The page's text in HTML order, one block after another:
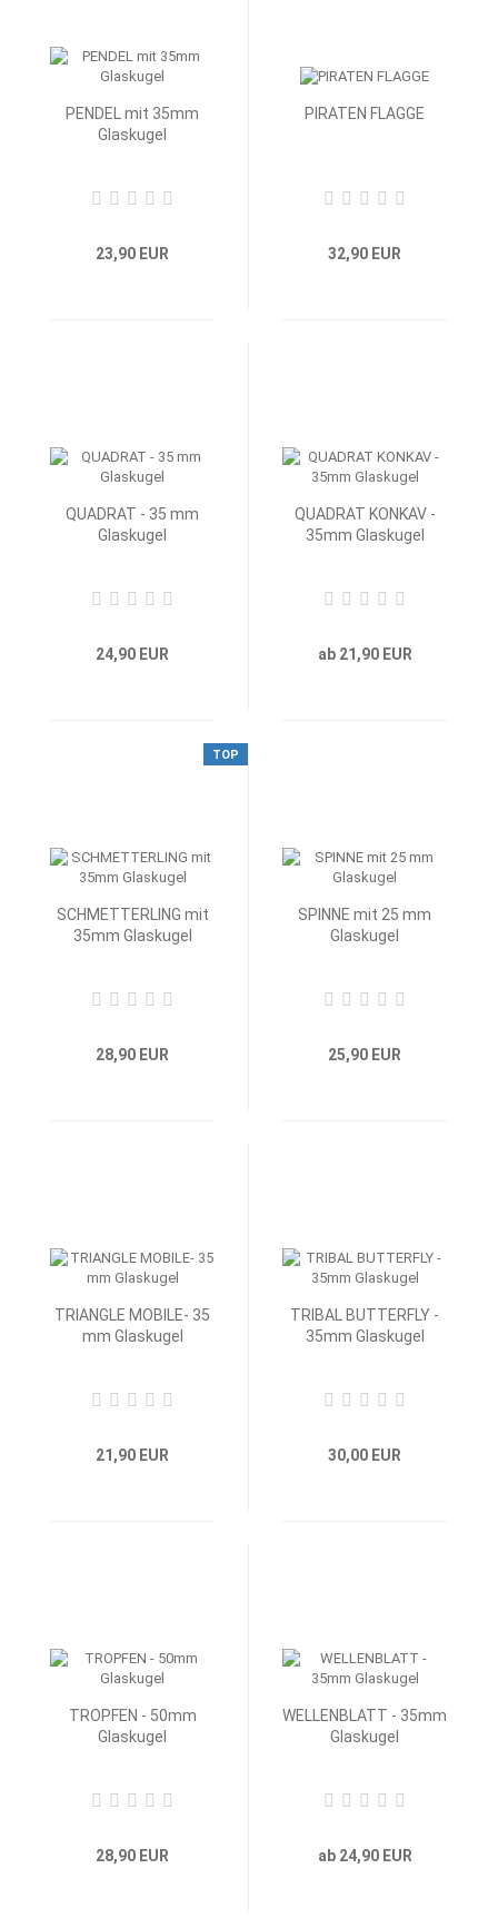
PENDEL mit 35mm
Glaskugel
23,90 EUR
PIRATEN FLAGGE
32,90 EUR
QUADRAT - 35 mm
Glaskugel
24,90 EUR
QUADRAT KONKAV -
35mm Glaskugel
ab 21,90 EUR
TOP
SCHMETTERLING mit
35mm Glaskugel
28,90 EUR
SPINNE mit 25 mm
Glaskugel
25,90 EUR
TRIANGLE MOBILE- 35
mm Glaskugel
21,90 EUR
TRIBAL BUTTERFLY -
35mm Glaskugel
30,00 EUR
TROPFEN - 50mm
Glaskugel
28,90 EUR
WELLENBLATT - 35mm
Glaskugel
ab 24,90 EUR